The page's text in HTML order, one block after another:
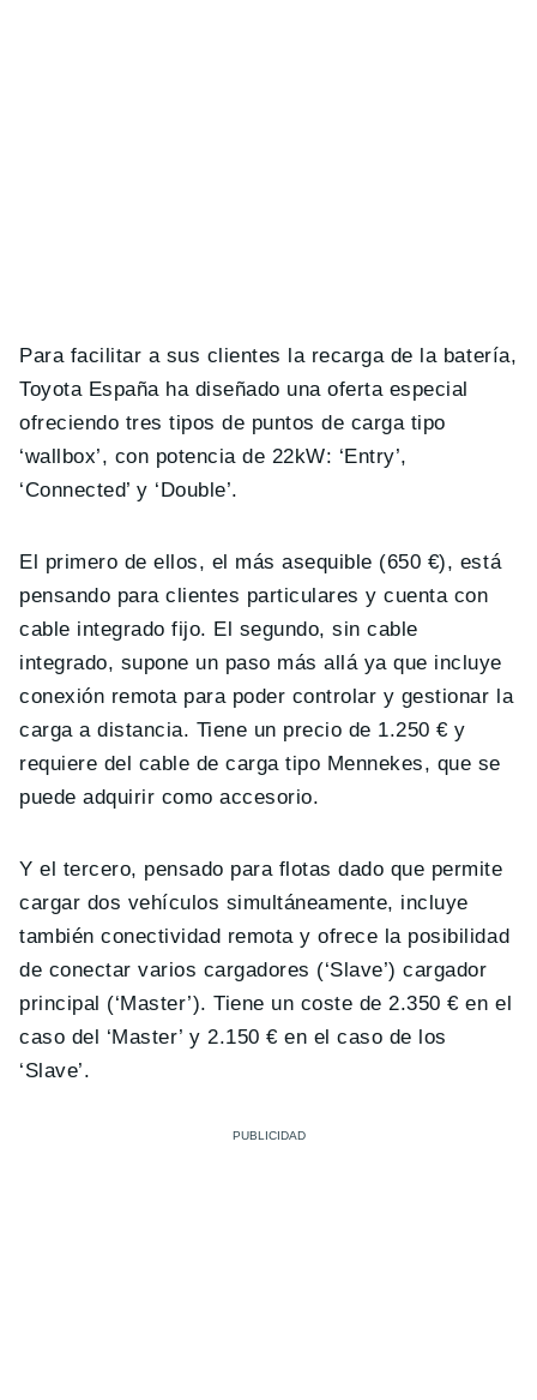
Para facilitar a sus clientes la recarga de la batería,
Toyota España ha diseñado una oferta especial
ofreciendo tres tipos de puntos de carga tipo
‘wallbox’, con potencia de 22kW: ‘Entry’,
‘Connected’ y ‘Double’.
El primero de ellos, el más asequible (650 €), está
pensando para clientes particulares y cuenta con
cable integrado fijo. El segundo, sin cable
integrado, supone un paso más allá ya que incluye
conexión remota para poder controlar y gestionar la
carga a distancia. Tiene un precio de 1.250 € y
requiere del cable de carga tipo Mennekes, que se
puede adquirir como accesorio.
Y el tercero, pensado para flotas dado que permite
cargar dos vehículos simultáneamente, incluye
también conectividad remota y ofrece la posibilidad
de conectar varios cargadores (‘Slave’) cargador
principal (‘Master’). Tiene un coste de 2.350 € en el
caso del ‘Master’ y 2.150 € en el caso de los
‘Slave’.